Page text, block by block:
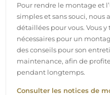
Pour rendre le montage et
simples et sans souci, nous
détaillées pour vous. Vous
nécessaires pour un
des conseils pour son
maintenance, afin de
pendant longtemps.
Consulter les notices de